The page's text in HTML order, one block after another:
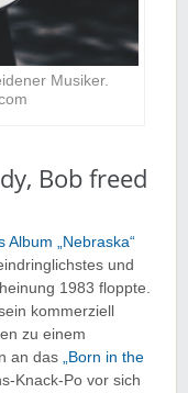
Musiker.
Bob freed
Album „Nebraska“
und
1983 floppte.
kommerziell
zu einem
an das
„Born in the
Knack-Po vor sich